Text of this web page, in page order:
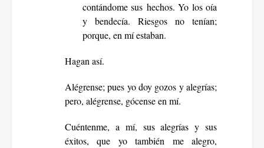
contándome sus hechos. Yo los oía
y bendecía. Riesgos no tenían;
porque, en mí estaban.
Hagan así.
Alégrense; pues yo doy gozos y alegrías;
pero, alégrense, gócense en mí.
Cuéntenme, a mí, sus alegrías y sus
éxitos, que yo también me alegro,